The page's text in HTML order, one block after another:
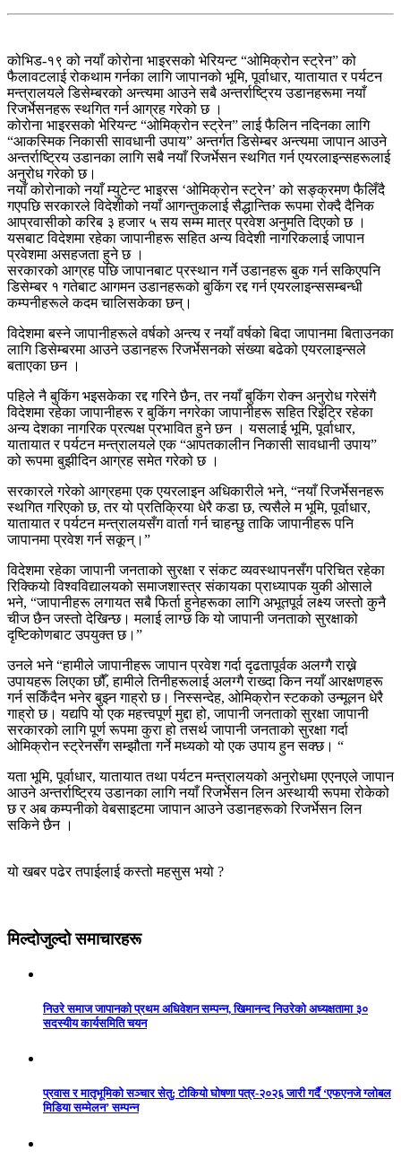
कोभिड-१९ को नयाँ कोरोना भाइरसको भेरियन्ट “ओमिक्रोन स्ट्रेन” को
फैलावटलाई रोकथाम गर्नका लागि जापानको भूमि, पूर्वाधार, यातायात र पर्यटन
मन्त्रालयले डिसेम्बरको अन्त्यमा आउने सबै अन्तर्राष्ट्रिय उडानहरूमा नयाँ
रिजर्भेसनहरू स्थगित गर्न आग्रह गरेको छ ।
कोरोना भाइरसको भेरियन्ट “ओमिक्रोन स्ट्रेन” लाई फैलिन नदिनका लागि
“आकस्मिक निकासी सावधानी उपाय” अन्तर्गत डिसेम्बर अन्त्यमा जापान आउने
अन्तर्राष्ट्रिय उडानका लागि सबै नयाँ रिजर्भेसन स्थगित गर्न एयरलाइन्सहरूलाई
अनुरोध गरेको छ।
नयाँ कोरोनाको नयाँ म्युटेन्ट भाइरस ‘ओमिक्रोन स्ट्रेन’ को सङ्क्रमण फैलिँदै
गएपछि सरकारले विदेशीको नयाँ आगन्तुकलाई सैद्धान्तिक रूपमा रोक्दै दैनिक
आप्रवासीको करिब ३ हजार ५ सय सम्म मात्र प्रवेश अनुमति दिएको छ ।
यसबाट विदेशमा रहेका जापानीहरू सहित अन्य विदेशी नागरिकलाई जापान
प्रवेशमा असहजता हुने छ ।
सरकारको आग्रह पछि जापानबाट प्रस्थान गर्ने उडानहरू बुक गर्न सकिएपनि
डिसेम्बर १ गतेबाट आगमन उडानहरूको बुकिंग रद्द गर्न एयरलाइन्ससम्बन्धी
कम्पनीहरूले कदम चालिसकेका छन्।
विदेशमा बस्ने जापानीहरूले वर्षको अन्त्य र नयाँ वर्षको बिदा जापानमा बिताउनका
लागि डिसेम्बरमा आउने उडानहरू रिजर्भेसनको संख्या बढेको एयरलाइन्सले
बताएका छन ।
पहिले नै बुकिंग भइसकेका रद्द गरिने छैन, तर नयाँ बुकिंग रोक्न अनुरोध गरेसंगै
विदेशमा रहेका जापानीहरू र बुकिंग नगरेका जापानीहरू सहित रिइंट्रि रहेका
अन्य देशका नागरिक प्रत्यक्ष प्रभावित हुने छन । यसलाई भूमि, पूर्वाधार,
यातायात र पर्यटन मन्त्रालयले एक “आपतकालीन निकासी सावधानी उपाय”
को रूपमा बुझीदिन आग्रह समेत गरेको छ ।
सरकारले गरेको आग्रहमा एक एयरलाइन अधिकारीले भने, “नयाँ रिजर्भेसनहरू
स्थगित गरिएको छ, तर यो प्रतिक्रिया धेरै कडा छ, त्यसैले म भूमि, पूर्वाधार,
यातायात र पर्यटन मन्त्रालयसँग वार्ता गर्न चाहन्छु ताकि जापानीहरू पनि
जापानमा प्रवेश गर्न सकून्।”
विदेशमा रहेका जापानी जनताको सुरक्षा र संकट व्यवस्थापनसँग परिचित रहेका
रिक्कियो विश्वविद्यालयको समाजशास्त्र संकायका प्राध्यापक युकी ओसाले
भने, “जापानीहरू लगायत सबै फिर्ता हुनेहरूका लागि अभूतपूर्व लक्ष्य जस्तो कुनै
चीज छैन जस्तो देखिन्छ। मलाई लाग्छ कि यो जापानी जनताको सुरक्षाको
दृष्टिकोणबाट उपयुक्त छ।”
उनले भने “हामीले जापानीहरू जापान प्रवेश गर्दा दृढतापूर्वक अलग्गै राख्ने
उपायहरू लिएका छौँ, हामीले तिनीहरूलाई अलग्गै राख्दा किन नयाँ आरक्षणहरू
गर्न सकिँदैन भनेर बुझ्न गाह्रो छ। निस्सन्देह, ओमिक्रोन स्टकको उन्मूलन धेरै
गाह्रो छ। यद्यपि यो एक महत्त्वपूर्ण मुद्दा हो, जापानी जनताको सुरक्षा जापानी
सरकारको लागि पूर्ण रूपमा कुरा हो तसर्थ जापानी जनताको सुरक्षा गर्दा
ओमिक्रोन स्ट्रेनसँग सम्झौता गर्ने मध्यको यो एक उपाय हुन सक्छ। “
यता भूमि, पूर्वाधार, यातायात तथा पर्यटन मन्त्रालयको अनुरोधमा एएनएले जापान
आउने अन्तर्राष्ट्रिय उडानका लागि नयाँ रिजर्भेसन लिन अस्थायी रूपमा रोकेको
छ र अब कम्पनीको वेबसाइटमा जापान आउने उडानहरूको रिजर्भेसन लिन
सकिने छैन ।
यो खबर पढेर तपाईलाई कस्तो महसुस भयो ?
मिल्दोजुल्दो समाचारहरू
निउरे समाज जापानको प्रथम अधिवेशन सम्पन्न, खिमानन्द निउरेको अध्यक्षतामा ३०
सदस्यीय कार्यसमिति चयन
प्रवास र मातृभूमिको सञ्चार सेतु: टोकियो घोषणा पत्र-२०२६ जारी गर्दै ‘एफएनजे ग्लोबल
मिडिया सम्मेलन’ सम्पन्न